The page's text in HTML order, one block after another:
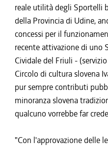
reale utilità degli Sportelli
della Provincia di Udine,
concessi per il
recente attivazione di uno
Cividale del Friuli -
Circolo di cultura slovena
pur sempre contributi
minoranza slovena
qualcuno vorrebbe far
"Con l'approvazione delle